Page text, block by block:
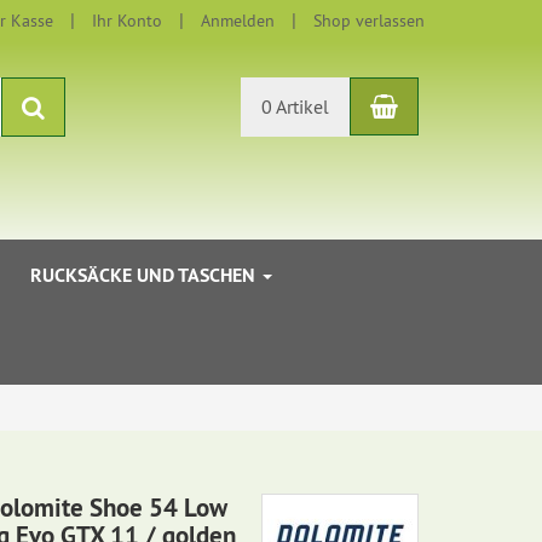
Kasse Ihr Konto Anmelden Shop verlassen
0 Artikel Warenkorb
RUCKSÄCKE UND TASCHEN
Shoe 54 Low
Evo GTX 11 / golden